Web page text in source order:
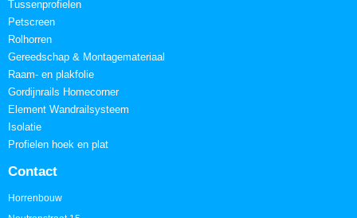
Tussenprofielen
Petscreen
Rolhorren
Gereedschap & Montagemateriaal
Raam- en plakfolie
Gordijnrails Homecorner
Element Wandrailsysteem
Isolatie
Profielen hoek en plat
Contact
Horrenbouw